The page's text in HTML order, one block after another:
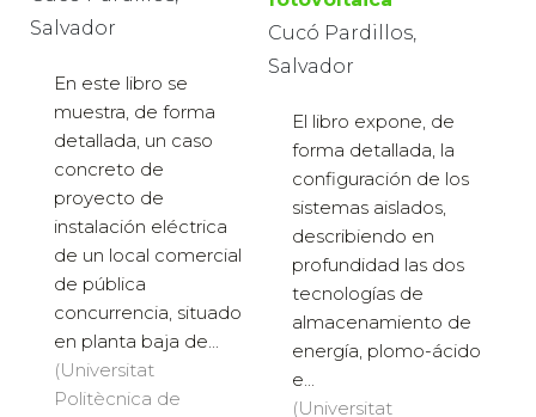
Salvador
En este libro se
muestra, de forma
detallada, un caso
concreto de
proyecto de
instalación eléctrica
de un local comercial
de pública
concurrencia, situado
en planta baja de...
(Universitat
Politècnica de
Cucó Pardillos,
Salvador
El libro expone, de
forma detallada, la
configuración de los
sistemas aislados,
describiendo en
profundidad las dos
tecnologías de
almacenamiento de
energía, plomo-ácido
e...
(Universitat